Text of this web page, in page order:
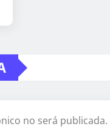
no será publicada.